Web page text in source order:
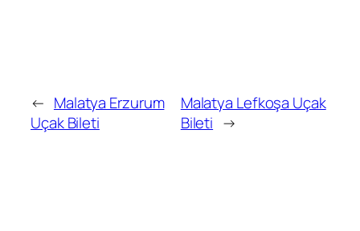
← Malatya Erzurum
Uçak Bileti
Malatya Lefkoşa Uçak
Bileti →